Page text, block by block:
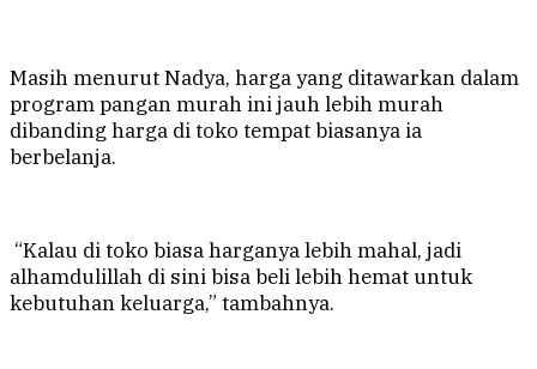
Masih menurut Nadya, harga yang ditawarkan dalam
program pangan murah ini jauh lebih murah
dibanding harga di toko tempat biasanya ia
berbelanja.
“Kalau di toko biasa harganya lebih mahal, jadi
alhamdulillah di sini bisa beli lebih hemat untuk
kebutuhan keluarga,” tambahnya.